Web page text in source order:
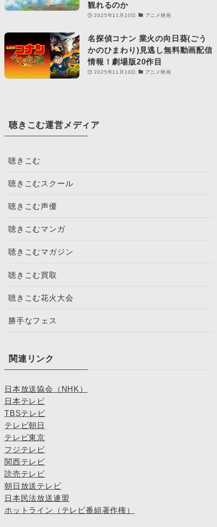
観れるのか
2025年11月10日 アニメ映画
名探偵コナン 業火の向日葵(ごう
かのひまわり)見逃し無料動画配信
情報！劇場版20作目
2025年11月10日 アニメ映画
聴きこむ運営メディア
聴きこむ
聴きこむスクール
聴きこむ声優
聴きこむマンガ
聴きこむマガジン
聴きこむ買取
聴きこむ花火大会
勝手なフェス
関連リンク
日本放送協会（NHK）
日本テレビ
TBSテレビ
テレビ朝日
テレビ東京
フジテレビ
関西テレビ
読売テレビ
朝日放送テレビ
日本民法放送連盟
ホットライン（テレビ番組著作権）